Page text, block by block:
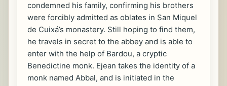
condemned his family, confirming his brothers
were forcibly admitted as oblates in San Miquel
de Cuixá’s monastery. Still hoping to find them,
he travels in secret to the abbey and is able to
enter with the help of Bardou, a cryptic
Benedictine monk. Ejean takes the identity of a
monk named Abbal, and is initiated in the